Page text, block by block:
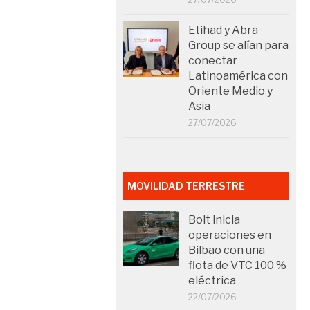
Etihad y Abra
Group se alían para
conectar
Latinoamérica con
Oriente Medio y
Asia
27/07/2026
MOVILIDAD TERRESTRE
Bolt inicia
operaciones en
Bilbao con una
flota de VTC 100 %
eléctrica
22/07/2026